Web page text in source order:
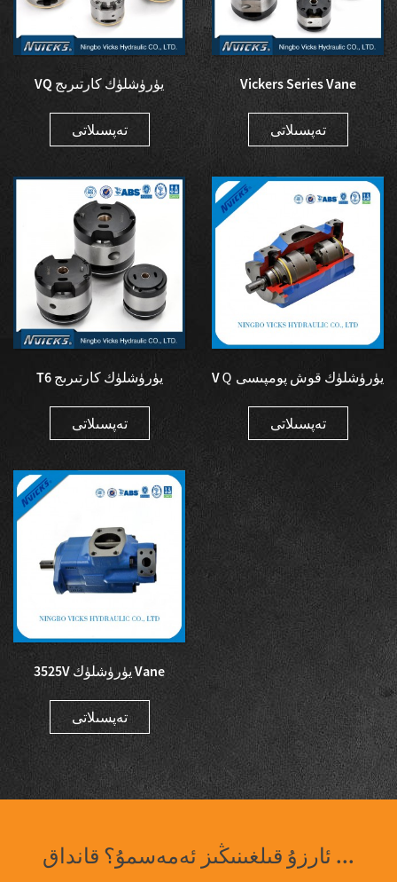
VQ يۈرۈشلۈك كارتىرىج
ۋىكېرس سۇيۇقلۇق پومپىسى
قىسمى ...
تەپسىلاتى
Vickers Series Vane
Cartridge Hydraulic Vane Pu
...
تەپسىلاتى
T6 يۈرۈشلۈك كارتىرىج
پومپىسى پار ...تەپسىلاتى
VＱ يۈرۈشلۈك قوش پومپىسى
پومپىسى ...
تەپسىلاتى
3525V يۈرۈشلۈك Vane
پومپىسى Mac ئۈچۈن قوش
تەپسىلاتى
ئارزۇ قىلغىنىڭىز ئەمەسمۇ؟ قانداق ...